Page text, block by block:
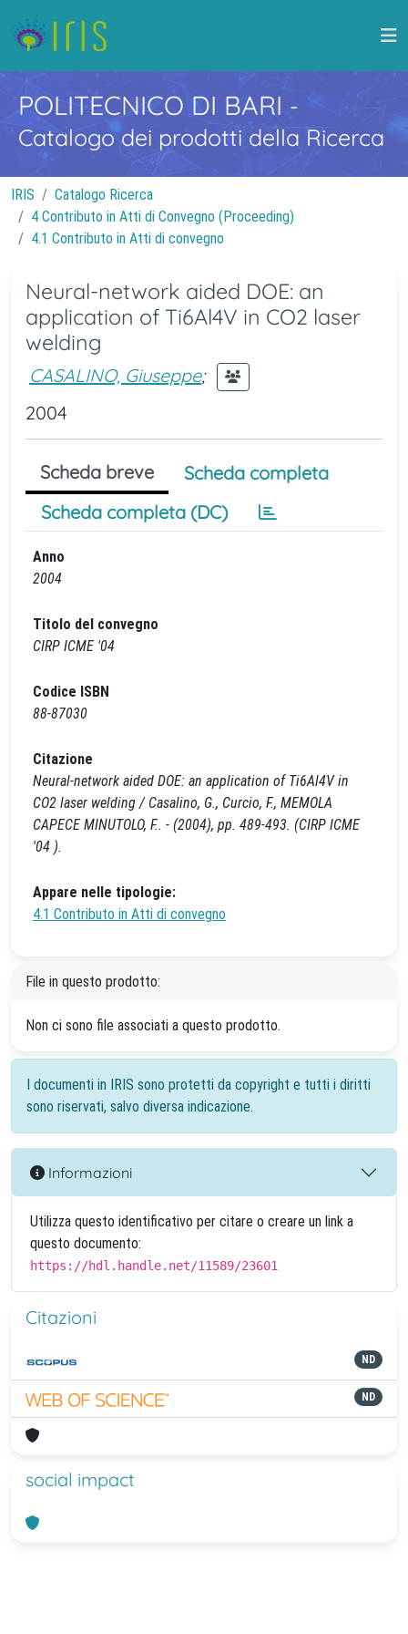
POLITECNICO DI BARI -
Catalogo dei prodotti della Ricerca
IRIS
Catalogo Ricerca
4 Contributo in Atti di Convegno (Proceeding)
4.1 Contributo in Atti di convegno
Neural-network aided DOE: an
application of Ti6Al4V in CO2 laser
welding
CASALINO, Giuseppe;
2004
Scheda breve
Scheda completa
Scheda completa (DC)
Anno
2004
Titolo del convegno
CIRP ICME '04
Codice ISBN
88-87030
Citazione
Neural-network aided DOE: an application of Ti6Al4V in
CO2 laser welding / Casalino, G., Curcio, F., MEMOLA
CAPECE MINUTOLO, F.. - (2004), pp. 489-493. (CIRP ICME
'04 ).
Appare nelle tipologie:
4.1 Contributo in Atti di convegno
File in questo prodotto:
Non ci sono file associati a questo prodotto.
I documenti in IRIS sono protetti da copyright e tutti i diritti
sono riservati, salvo diversa indicazione.
Informazioni
Utilizza questo identificativo per citare o creare un link a
questo documento:
https://hdl.handle.net/11589/23601
Citazioni
ND
ND
social impact